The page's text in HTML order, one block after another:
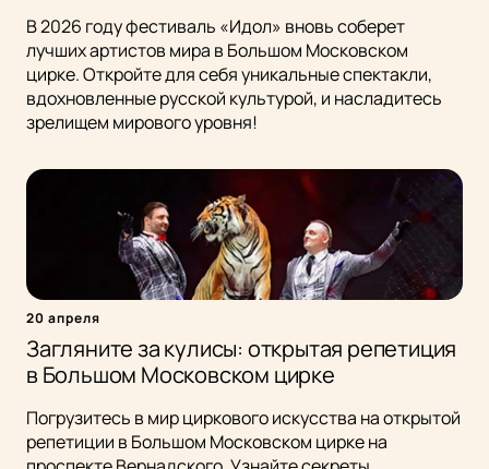
В 2026 году фестиваль «Идол» вновь соберет
лучших артистов мира в Большом Московском
цирке. Откройте для себя уникальные спектакли,
вдохновленные русской культурой, и насладитесь
зрелищем мирового уровня!
20 апреля
Загляните за кулисы: открытая репетиция
в Большом Московском цирке
Погрузитесь в мир циркового искусства на открытой
репетиции в Большом Московском цирке на